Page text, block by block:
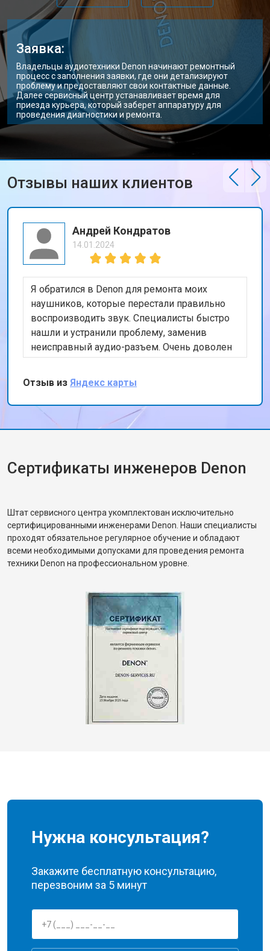
Заявка:
Владельцы аудиотехники Denon начинают ремонтный
процесс с заполнения заявки, где они детализируют
проблему и предоставляют свои контактные данные.
Далее сервисный центр устанавливает время для
приезда курьера, который заберет аппаратуру для
проведения диагностики и ремонта.
Отзывы наших клиентов
Андрей Кондратов
14.01.2024
Я обратился в Denon для ремонта моих
наушников, которые перестали правильно
воспроизводить звук. Специалисты быстро
нашли и устранили проблему, заменив
неисправный аудио-разъем. Очень доволен
качеством работы и скоростью
обслуживания. Мои наушники теперь
работают как новые. Спасибо за ваш
профессионализм!
Отзыв из Яндекс карты
Сертификаты инженеров Denon
Штат сервисного центра укомплектован исключительно
сертифицированными инженерами Denon. Наши специалисты
проходят обязательное регулярное обучение и обладают
всеми необходимыми допусками для проведения ремонта
техники Denon на профессиональном уровне.
Нужна консультация?
Закажите бесплатную консультацию,
перезвоним за 5 минут